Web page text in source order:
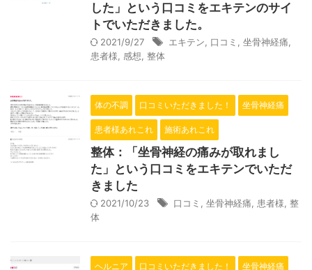
した」という口コミをエキテンのサイ
トでいただきました。
2021/9/27 エキテン 口コミ 坐骨神経痛
患者様
感想 整体
体の不調 口コミいただきました！ 坐骨神経痛
患者様あれこれ 施術あれこれ
整体：「坐骨神経の痛みが取れまし
た」という口コミをエキテンでいただ
きました
2021/10/23 口コミ 坐骨神経痛 患者様 整
体
ヘルニア 口コミいただきました！ 坐骨神経痛